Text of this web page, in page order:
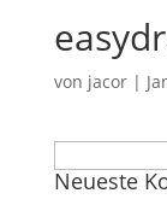
von jacor|
nach:
Neueste